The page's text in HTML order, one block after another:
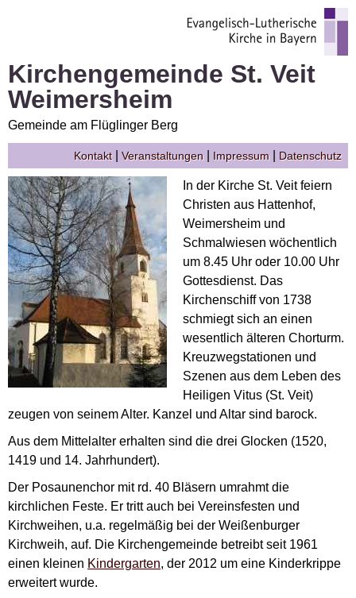
Kirchengemeinde St. Veit
Weimersheim
Gemeinde am Flüglinger Berg
Kontakt| Veranstaltungen Impressum Datenschutz
In der Kirche St. Veit feiern
Christen aus Hattenhof,
Weimersheim und
Schmalwiesen wöchentlich
um 8.45 Uhr oder 10.00 Uhr
Gottesdienst. Das
Kirchenschiff von 1738
schmiegt sich an einen
wesentlich älteren Chorturm.
Kreuzwegstationen und
Szenen aus dem Leben des
Heiligen Vitus (St. Veit)
zeugen von seinem Alter. Kanzel und Altar sind barock.
Aus dem Mittelalter erhalten sind die drei Glocken (1520,
1419 und 14. Jahrhundert).
Der Posaunenchor mit rd. 40 Bläsern umrahmt die
kirchlichen Feste. Er tritt auch bei Vereinsfesten und
Kirchweihen, u.a. regelmäßig bei der Weißenburger
Kirchweih, auf. Die Kirchengemeinde betreibt seit 1961
einen kleinen Kindergarten, der 2012 um eine Kinderkrippe
erweitert wurde.